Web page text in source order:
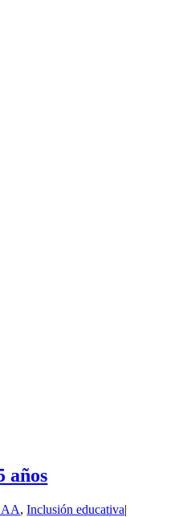
años
,Inclusión educativa|